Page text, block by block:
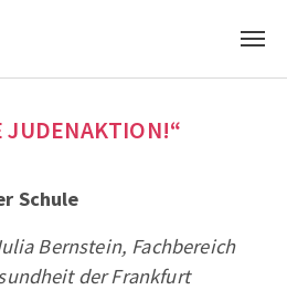
JUDENAKTION!“
Schule
Bernstein, Fachbereich
der Frankfurt